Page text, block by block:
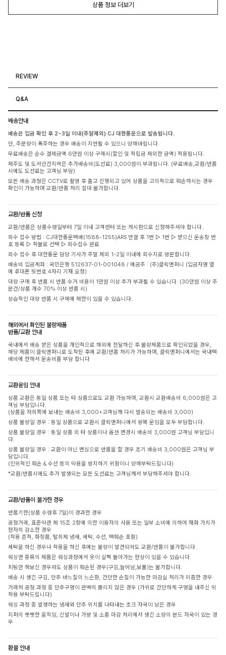
상품 정보 더보기
REVIEW
Q&A
배송안내
배송은 입금 확인 후 2~3일 이내(주말제외) CJ 대한통운으로 발송됩니다.
단, 주문량이 폭주하는 경우 배송이 지연될 수 있으니 양해바랍니다.
무료배송은 순수 결제금액 6만원 이상 구매시(할인 및 적립금 제외한 금액) 적용됩니다.
제주도 및 도서산간지역은 추가배송비(도선료) 3,000원이 부과됩니다. (무료배송,교환/반품
시에도 도선료는 고객님 부담)
모든 배송 과정은 CCTV로 촬영 후 출고 진행되고 있어 상품을 고의적으로 훼손하시는 경우
확인이 가능하며 교환/반품 처리 절대 불가합니다.
교환/반품 신청
교환/반품은 상품수령일부터 7일 이내 고객센터 또는 게시판으로 신청해주셔야 합니다.
회수 접수 방법 : CJ대한통운택배(1588-1255)ARS 연결 후 1번 ▷ 1번 ▷ 받으신 운송장 번
호 등록 ▷ 착불로 선택 ▷ 회수접수 완료
회수 접수 후 대한통운 담당 기사가 주말 제외 1-2일 이내에 회수지로 방문합니다.
배송비 입금계좌 : 국민은행 512637-01-001048 / 예금주 : (주)클릭앤퍼니 (입금자명 옆
에 휴대폰 뒷번호 4자리 기재 요청)
대량 구매 후 반품 시 반품 수거 비용이 1만원 이상 추가 부과될 수 있습니다. (30만원 이상 주
문건/상품 개수 70% 이상 반품 시)
상습적인 대량 반품 시 구매에 제한이 있을 수 있습니다.
해외에서 확인된 불량제품
반품/교환 안내
국내에서 배송 받은 상품을 개인적으로 해외에 전달하신 후 불량제품으로 확인되었을 경우,
해당 제품이 클릭앤퍼니로 도착된 후에 교환/반품 처리가 가능하며, 클릭앤퍼니에서는 국내택
배비에 한해서 운송비를 부담 합니다
교환운임 안내
상품 교환은 동일 상품 또는 타 상품으로도 교환 가능하며, 교환시 교환배송비 6,000원은 고
객님 부담입니다.
(상품을 저희쪽에 보내는 배송비 3,000+고객님께 다시 발송되는 배송비 3,000)
상품 불량일 경우 : 동일 상품으로 교환시 클릭앤퍼니에서 왕복 운임을 모두 부담합니다.
상품 불량일 경우 : 동일 상품 외 타 상품이나 옵션 변경시 배송비 3,000원 고객님 부담입니
다.
상품 불량일 경우 : 교환이 아닌 변심으로 반품을 할 경우 초기 배송비 3,000원은 고객님 부
담입니다.
(인위적인 훼손 & 수선 등의 악용을 방지하기 위함이니 양해부탁드립니다)
*교환/반품시에도 추가 발생되는 모든 도선료는 고객님께서 부담해주셔야 합니다.
교환/반품이 불가한 경우
반품기한(상품 수령후 7일)이 경과한 경우
공정거래, 표준약관 제 15조 2항에 의한 이용자의 사용 또는 일부 소비에 의하여 재화 가치가
현저히 감소한 경우
(착용 흔적, 화장품, 탈취제 냄새, 세탁, 수선, 택훼손 포함)
세탁을 하신 경우나 착용을 하신 후에는 불량이 발견되어도 교환/반품이 불가합니다.
워싱면 종류의 제품은 워싱과정에서 옷이 살짝 돌아가는 현상이 있을 수 있습니다.
피팅만 해보신 경우라도 상품이 훼손된 경우(구김,늘어남,보풀)는 불가합니다.
배송 시 생긴 구김, 단추 바느질의 느슨함, 간단한 손질이 가능한 마감실 처리가 미흡한 경우
거래처 공정 과정 중 단추구멍이 완벽히 뚫리지 않은 경우 (가위로 간단하게 구멍을 내주신 뒤
착용 부탁드립니다)
워싱 과정 중 발생하는 냄새와 단추 위치를 나타내는 초크 자국이 남은 경우
지퍼의 뻣뻣한 움직임, 신발이나 가방 및 소품 마감 처리에서 생긴 소량의 본드 자국이 있는 경
우
환불 안내